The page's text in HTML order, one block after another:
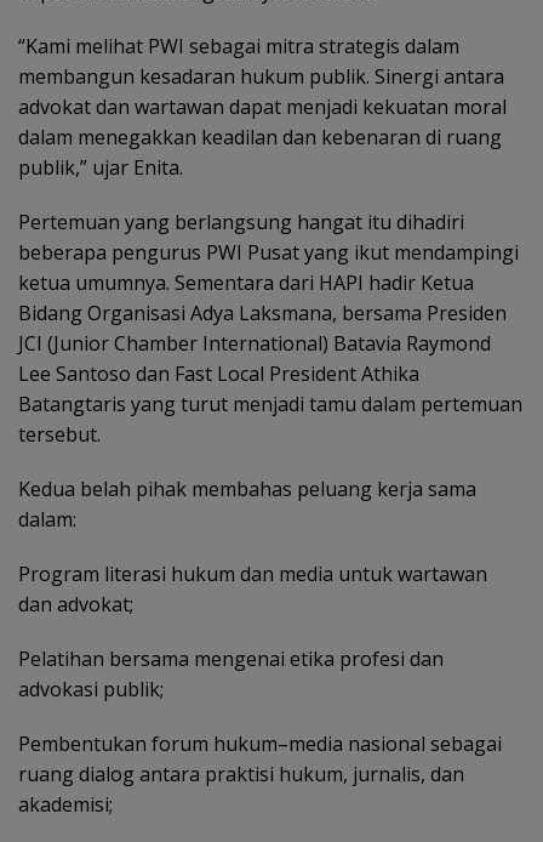
“Kami melihat PWI sebagai mitra strategis dalam
membangun kesadaran hukum publik. Sinergi antara
advokat dan wartawan dapat menjadi kekuatan moral
dalam menegakkan keadilan dan kebenaran di ruang
publik,” ujar Enita.
Pertemuan yang berlangsung hangat itu dihadiri
beberapa pengurus PWI Pusat yang ikut mendampingi
ketua umumnya. Sementara dari HAPI hadir Ketua
Bidang Organisasi Adya Laksmana, bersama Presiden
JCI (Junior Chamber International) Batavia Raymond
Lee Santoso dan Fast Local President Athika
Batangtaris yang turut menjadi tamu dalam pertemuan
tersebut.
Kedua belah pihak membahas peluang kerja sama
dalam:
Program literasi hukum dan media untuk wartawan
dan advokat;
Pelatihan bersama mengenai etika profesi dan
advokasi publik;
Pembentukan forum hukum–media nasional sebagai
ruang dialog antara praktisi hukum, jurnalis, dan
akademisi;